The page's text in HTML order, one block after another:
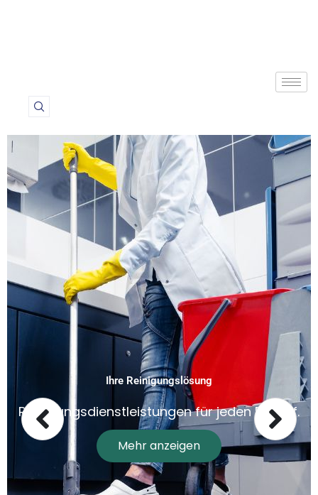
Ihre Reinigungslösung
Reinigungsdienstleistungen für jeden Bedarf.
Mehr anzeigen